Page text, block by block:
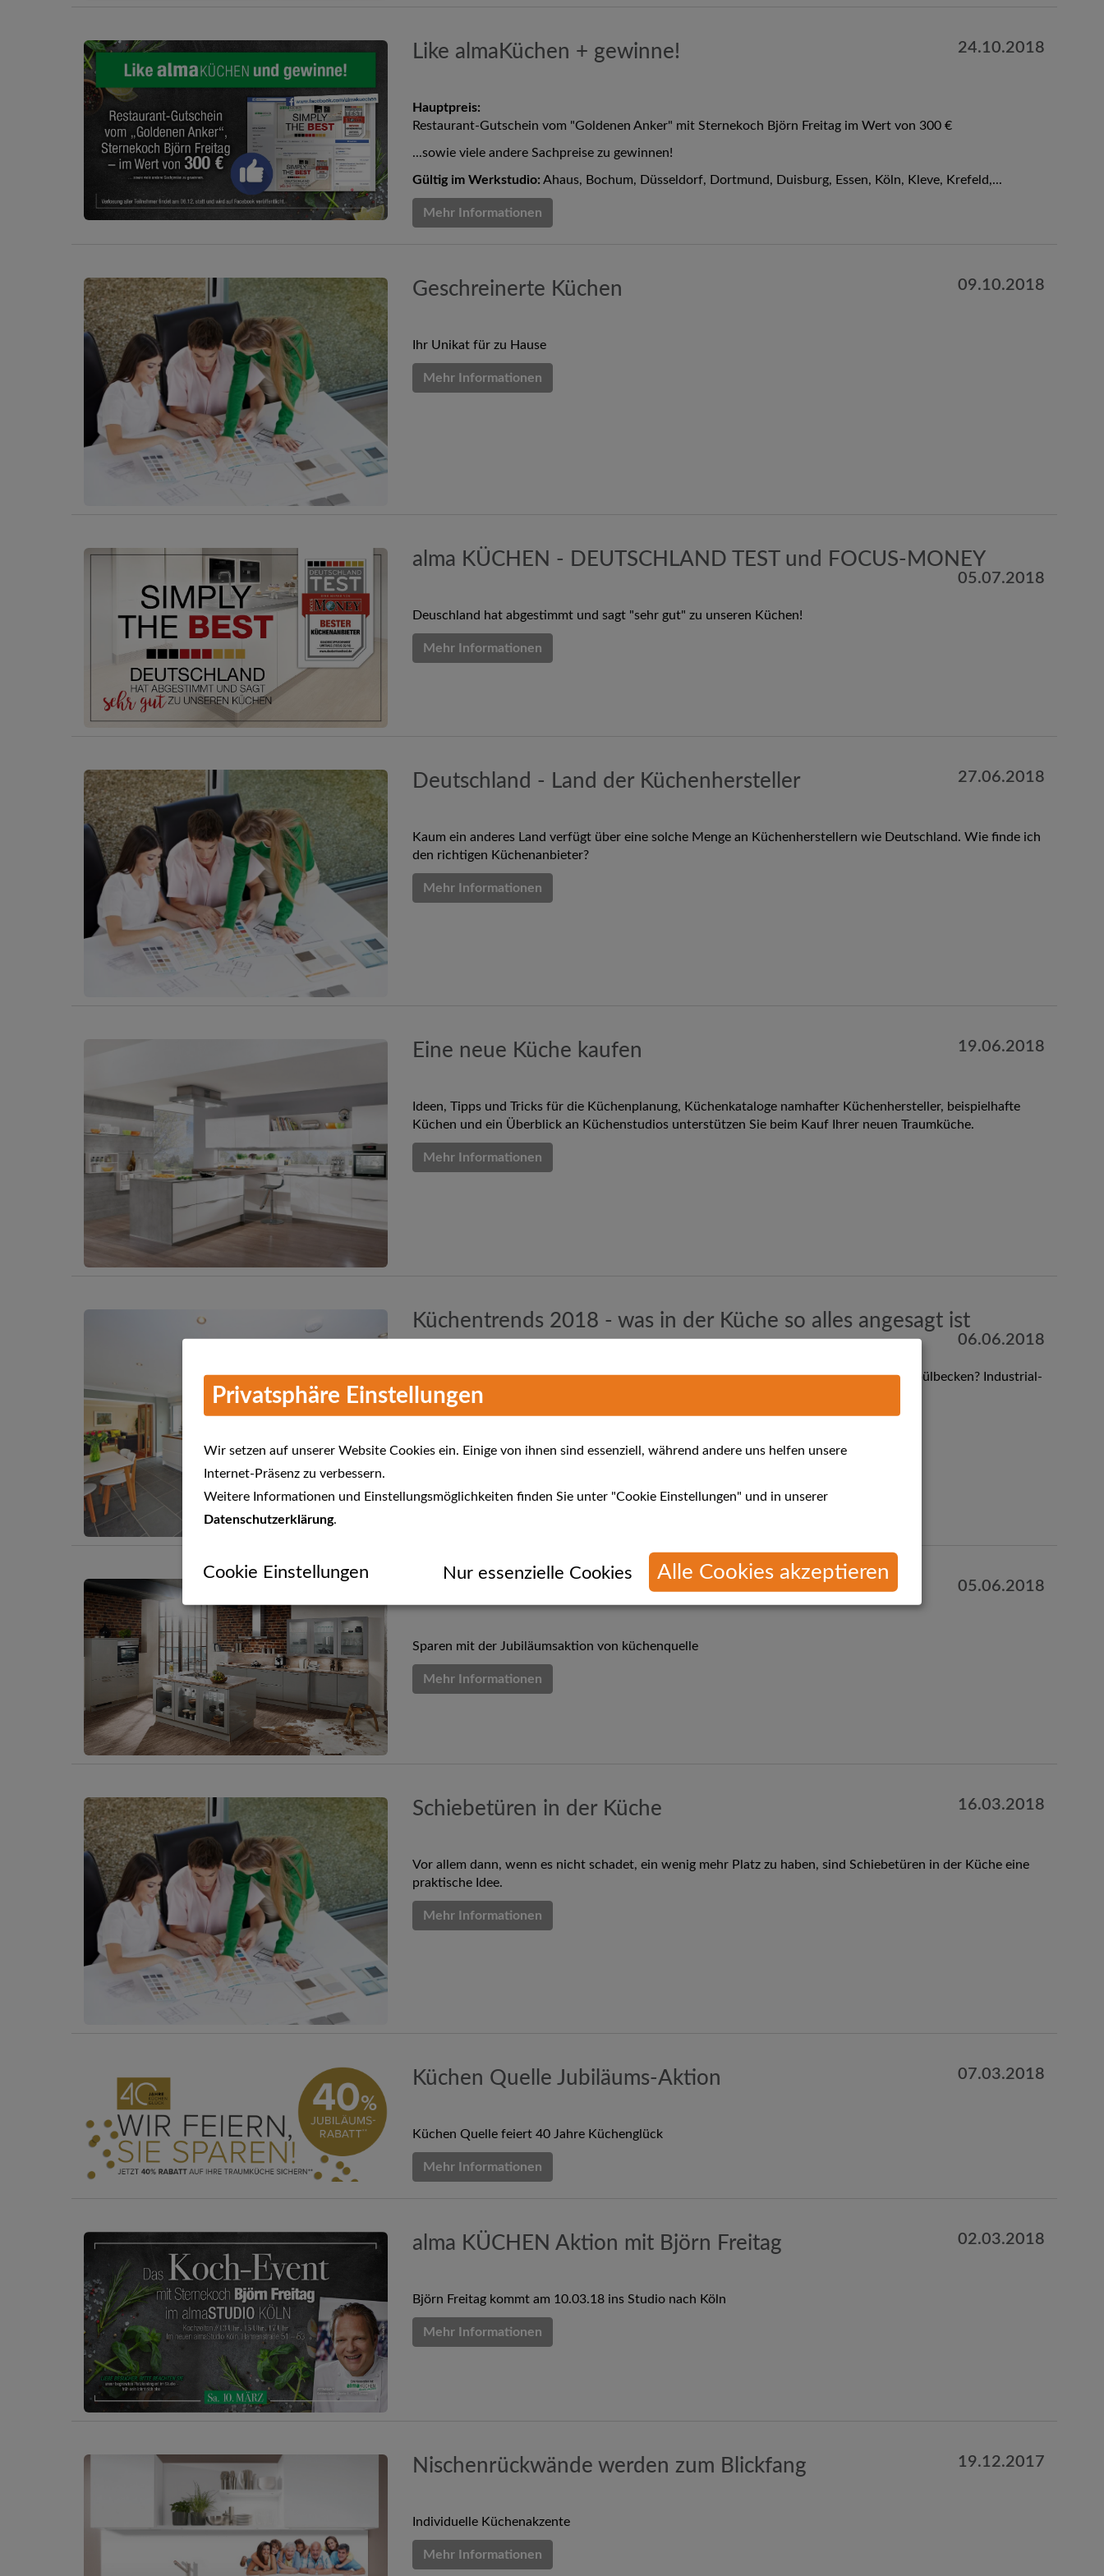
Like almaKüchen + gewinne! 24.10.2018
Hauptpreis:
Restaurant-Gutschein vom "Goldenen Anker" mit Sternekoch Björn Freitag im Wert von 300 €
...sowie viele andere Sachpreise zu gewinnen!
Gültig im Werkstudio: Ahaus, Bochum, Düsseldorf, Dortmund, Duisburg, Essen, Köln, Kleve, Krefeld,...
Mehr Informationen
Geschreinerte Küchen 09.10.2018
Ihr Unikat für zu Hause
Mehr Informationen
alma KÜCHEN - DEUTSCHLAND TEST und FOCUS-MONEY
05.07.2018
Deuschland hat abgestimmt und sagt "sehr gut" zu unseren Küchen!
Mehr Informationen
Deutschland - Land der Küchenhersteller 27.06.2018
Kaum ein anderes Land verfügt über eine solche Menge an Küchenherstellern wie Deutschland. Wie finde ich
den richtigen Küchenanbieter?
Mehr Informationen
Eine neue Küche kaufen 19.06.2018
Ideen, Tipps und Tricks für die Küchenplanung, Küchenkataloge namhafter Küchenhersteller, beispielhafte
Küchen und ein Überblick an Küchenstudios unterstützen Sie beim Kauf Ihrer neuen Traumküche.
Mehr Informationen
Küchentrends 2018 - was in der Küche so alles angesagt ist
06.06.2018
Küchentrend 2018? Ist es "Nachhaltigkeit und Umweltbewusstsein"? Ein extra großes Spülbecken? Industrial-
Style? Oder...? Wir zeigen Ihnen was in der Küche in 2018 so alles angesagt ist.
05.06.2018
Sparen mit der Jubiläumsaktion von küchenquelle
Mehr Informationen
Schiebetüren in der Küche 16.03.2018
Vor allem dann, wenn es nicht schadet, ein wenig mehr Platz zu haben, sind Schiebetüren in der Küche eine
praktische Idee.
Mehr Informationen
Küchen Quelle Jubiläums-Aktion 07.03.2018
Küchen Quelle feiert 40 Jahre Küchenglück
Mehr Informationen
alma KÜCHEN Aktion mit Björn Freitag 02.03.2018
Björn Freitag kommt am 10.03.18 ins Studio nach Köln
Mehr Informationen
Nischenrückwände werden zum Blickfang 19.12.2017
Individuelle Küchenakzente
Mehr Informationen
Privatsphäre Einstellungen
Wir setzen auf unserer Website Cookies ein. Einige von ihnen sind essenziell, während andere uns helfen unsere
Internet-Präsenz zu verbessern.
Weitere Informationen und Einstellungsmöglichkeiten finden Sie unter "Cookie Einstellungen" und in unserer
Datenschutzerklärung.
Cookie Einstellungen Nur essenzielle Cookies Alle Cookies akzeptieren